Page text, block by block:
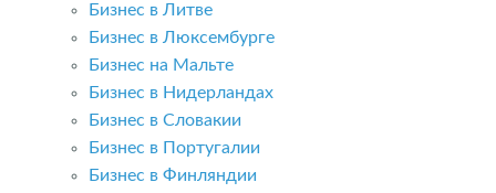
Бизнес в Литве
Бизнес в Люксембурге
Бизнес на Мальте
Бизнес в Нидерландах
Бизнес в Словакии
Бизнес в Португалии
Бизнес в Финляндии